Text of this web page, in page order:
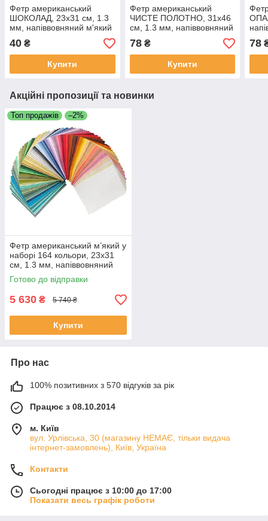
Фетр американський
ШОКОЛАД, 23x31 см, 1.3
мм, напіввовняний м'який
40 ₴
Купити
Фетр американський
ЧИСТЕ ПОЛОТНО, 31x46
см, 1.3 мм, напіввовняний
м'який
78₴
Купити
78
Акційні пропозиції та новинки
Топ продажів –2%
Фетр американський м’який у
наборі 164 кольори, 23х31
см, 1.3 мм, напіввовняний
Готово до відправки
5 630 ₴ 5 740 ₴
Купити
Про нас
100% позитивних з 570 відгуків за рік
Працює з 08.10.2014
м. Київ
вул. Урлівська, 30 (магазину НЕМАЄ, тільки видача
інтернет-замовлень), Київ, Україна
Контакти
Сьогодні працює з 10:00 до 17:00
Показати весь графік роботи